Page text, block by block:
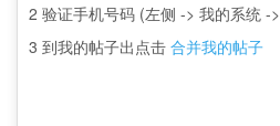
2 验证手机号码 (左侧 -> 我的系统 ->
3 到我的帖子出点击 合并我的帖子